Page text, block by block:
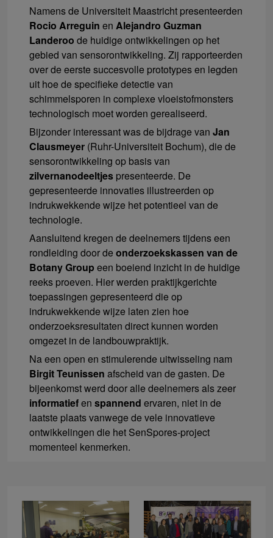
Namens de Universiteit Maastricht presenteerden
Rocio Arreguin en Alejandro Guzman
Landeroo de huidige ontwikkelingen op het
gebied van sensorontwikkeling. Zij rapporteerden
over de eerste succesvolle prototypes en legden
uit hoe de specifieke detectie van
schimmelsporen in complexe vloeistofmonsters
technologisch moet worden gerealiseerd.
Bijzonder interessant was de bijdrage van Jan
Clausmeyer (Ruhr-Universiteit Bochum), die de
sensorontwikkeling op basis van
zilvernanodeeltjes presenteerde. De
gepresenteerde innovaties illustreerden op
indrukwekkende wijze het potentieel van de
technologie.
Aansluitend kregen de deelnemers tijdens een
rondleiding door de onderzoekskassen van de
Botany Group een boeiend inzicht in de huidige
reeks proeven. Hier werden praktijkgerichte
toepassingen gepresenteerd die op
indrukwekkende wijze laten zien hoe
onderzoeksresultaten direct kunnen worden
omgezet in de landbouwpraktijk.
Na een open en stimulerende uitwisseling nam
Birgit Teunissen afscheid van de gasten. De
bijeenkomst werd door alle deelnemers als zeer
informatiefen spannend ervaren, niet in de
laatste plaats vanwege de vele innovatieve
ontwikkelingen die het SenSpores-project
momenteel kenmerken.